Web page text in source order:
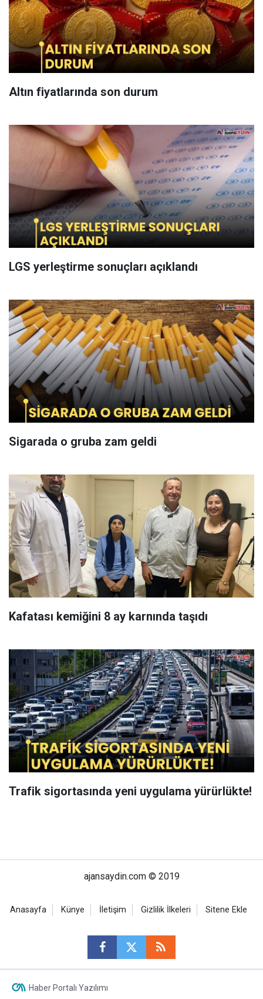
Altın fiyatlarında son durum
LGS yerleştirme sonuçları açıklandı
Sigarada o gruba zam geldi
Kafatası kemiğini 8 ay karnında taşıdı
Trafik sigortasında yeni uygulama yürürlükte!
ajansaydin.com © 2019
Anasayfa Künye İletişim Gizlilik İlkeleri Sitene Ekle
Haber Portalı Yazılımı